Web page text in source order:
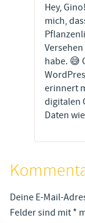
Hey,
mich,
habe. 😅
erinnert
digitalen
Daten
Deine E-Mail-
Felder sind mit *